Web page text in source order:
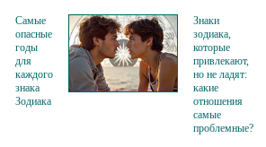
Самые
опасные
годы
для
каждого
знака
Зодиака
Знаки
зодиака,
которые
привлекают,
но не ладят:
какие
отношения
самые
проблемные?